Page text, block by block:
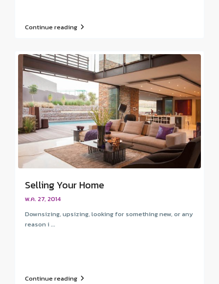
Continue reading
Selling Your Home
พ.ค. 27, 2014
Downsizing, upsizing, looking for something new, or any
reason i ...
Continue reading